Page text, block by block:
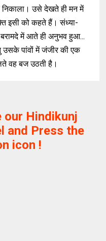
निकाला। उसे देखते ही मन में
इसी को कहते हैं। संध्या-
में आते ही अनुभव हुआ...
उसके पांवों में जंजीर की एक
वह बज उठती है।
our Hindikunj
and Press the
icon !